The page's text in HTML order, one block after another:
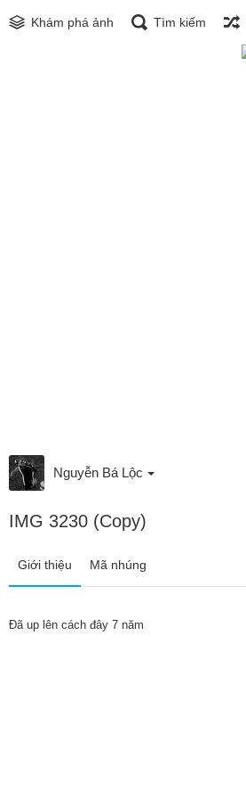
Khám phá ảnh Tìm kiếm
Nguyễn Bá Lộc
IMG 3230 (Copy)
Giới thiệu Mã nhúng
Đã up lên cách đây 7 năm